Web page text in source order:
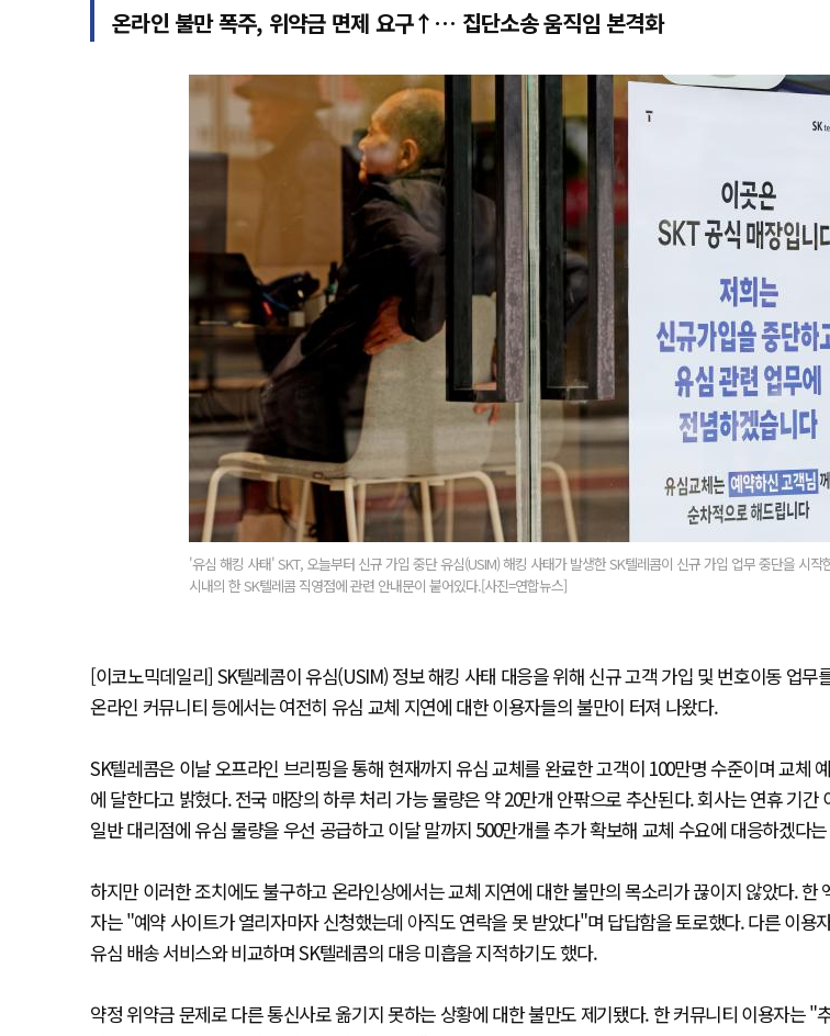
온라인 불만 폭주, 위약금 면제 요구↑… 집단소송 움직임 본격화
'유심 해킹 사태' SKT, 오늘부터 신규 가입 중단 유심(USIM) 해킹 사태가 발생한 SK텔레콤이 신규 가입 업무 중단을 시작
시내의 한 SK텔레콤 직영점에 관련 안내문이 붙어있다.[사진=연합뉴스]
[이코노믹데일리] SK텔레콤이 유심(USIM) 정보 해킹 사태 대응을 위해 신규 고객 가입 및 번호이동 업무
온라인 커뮤니티 등에서는 여전히 유심 교체 지연에 대한 이용자들의 불만이 터져 나왔다.
SK텔레콤은 이날 오프라인 브리핑을 통해 현재까지 유심 교체를 완료한 고객이 100만명 수준이며 교체
에 달한다고 밝혔다. 전국 매장의 하루 처리 가능 물량은 약 20만개 안팎으로 추산된다. 회사는 연휴 기간
일반 대리점에 유심 물량을 우선 공급하고 이달 말까지 500만개를 추가 확보해 교체 수요에 대응하겠다
하지만 이러한 조치에도 불구하고 온라인상에서는 교체 지연에 대한 불만의 목소리가 끊이지 않았다. 한
자는 "예약 사이트가 열리자마자 신청했는데 아직도 연락을 못 받았다"며 답답함을 토로했다. 다른 이용
유심 배송 서비스와 비교하며 SK텔레콤의 대응 미흡을 지적하기도 했다.
약정 위약금 문제로 다른 통신사로 옮기지 못하는 상황에 대한 불만도 제기됐다. 한 커뮤니티 이용자는 "